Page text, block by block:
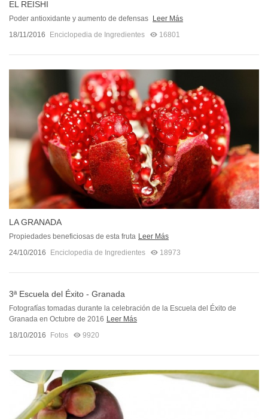
EL REISHI
Poder antioxidante y aumento de defensas
Leer Más
18/11/2016
Enciclopedia de Ingredientes 16801
LA GRANADA
Propiedades beneficiosas de esta fruta Leer Más
24/10/2016
Enciclopedia de Ingredientes 18973
3ª Escuela del Éxito - Granada
Fotografías tomadas durante la celebración de la Escuela del Éxito de
Granada en Octubre de 2016 Leer Más
18/10/2016
Fotos 9920